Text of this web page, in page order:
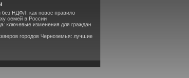
НДФЛ: как новое правило
семей в России
ключевые изменения для граждан
городов Черноземья: лучшие